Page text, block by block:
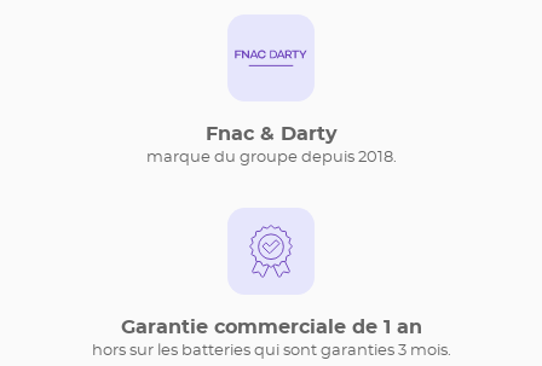
Fnac & Darty
marque du groupe depuis 2018.
Garantie commerciale de 1 an
hors sur les batteries qui sont garanties 3 mois.